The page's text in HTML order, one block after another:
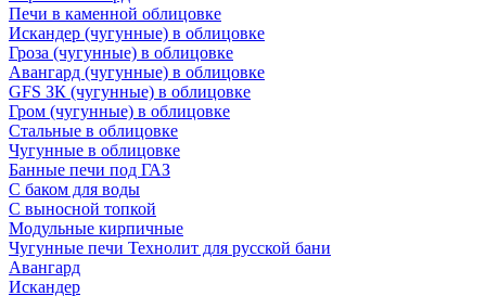
Печи в каменной облицовке
Искандер (чугунные) в облицовке
Гроза (чугунные) в облицовке
Авангард (чугунные) в облицовке
GFS ЗК (чугунные) в облицовке
Гром (чугунные) в облицовке
Стальные в облицовке
Чугунные в облицовке
Банные печи под ГАЗ
С баком для воды
С выносной топкой
Модульные кирпичные
Чугунные печи Технолит для русской бани
Авангард
Искандер